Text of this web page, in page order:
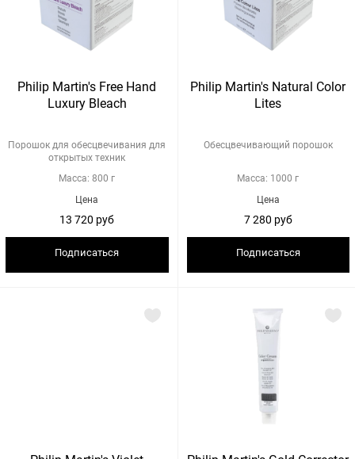
Philip Martin's Free Hand
Luxury Bleach
Порошок для обесцвечивания для
открытых техник
Масса: 800 г
Цена
13 720 руб
Подписаться
Philip Martin's Natural Color
Lites
Обесцвечивающий порошок
Масса: 1000 г
Цена
7 280 руб
Подписаться